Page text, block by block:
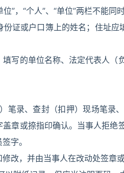
”，“个人”、“单位”两栏不能同时
份证或户口簿上的姓名；住址
填写的单位名称、法定代表人
笔录、查封（扣押）现场笔录
章或捺指印确认。当事人拒绝
字。
改，并由当事人在改动处签章或